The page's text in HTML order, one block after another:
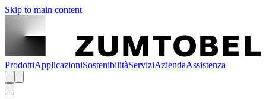
Skip to main content
ProdottiApplicazioniSostenibilitàServiziAziendaAssistenza